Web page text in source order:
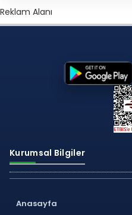
Reklam Alanı
Kurumsal Bilgiler
Anasayfa